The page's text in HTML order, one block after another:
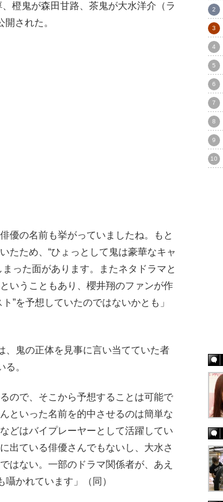
橙鬼が森田甘路、茶鬼が大水洋介（ラ
された。
優の名前も挙がっていましたね。もと
たため、“ひょっとして鬼は豪華なキャ
った面があります。またネタドラマと
いうこともあり、櫻井翔のファンが作
”を予想していたのではないかとも」
、鬼の正体を見事に言い当てていた者
る。
ので、そこから予想することは可能で
といった名前を的中させるのは簡単な
どはバイプレーヤーとして活躍してい
出ている俳優さんでもないし、大水さ
はない。一部のドラマ関係者が、あえ
囁かれています」（同）